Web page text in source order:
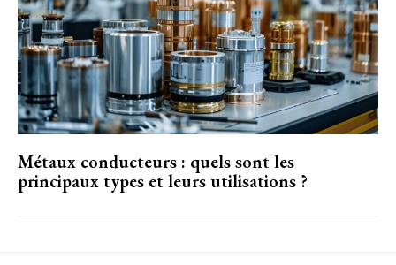
Métaux conducteurs : quels sont les
principaux types et leurs utilisations ?